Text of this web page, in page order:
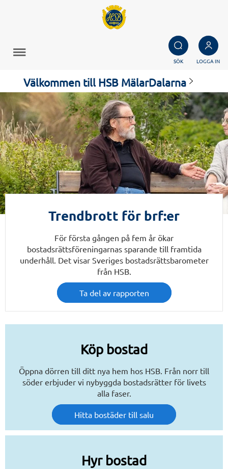
SÖK LOGGA IN
Välkommen till HSB MälarDalarna
Trendbrott för brf:er
För första gången på fem år ökar
bostadsrättsföreningarnas sparande till framtida
underhåll. Det visar Sveriges bostadsrättsbarometer
från HSB.
Ta del av rapporten
Köp bostad
Öppna dörren till ditt nya hem hos HSB. Från norr till
söder erbjuder vi nybyggda bostadsrätter för livets
alla faser.
Hitta bostäder till salu
Hyr bostad